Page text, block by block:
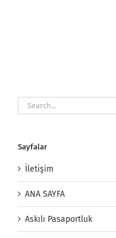
Search
for:
Sayfalar
İletişim
ANA SAYFA
Askılı Pasaportluk